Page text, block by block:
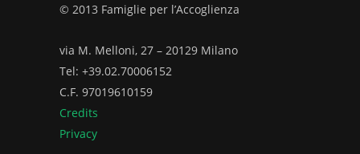
© 2013 Famiglie per l’Accoglienza
via M. Melloni, 27 – 20129 Milano
Tel: +39.02.70006152
C.F. 97019610159
Credits
Privacy